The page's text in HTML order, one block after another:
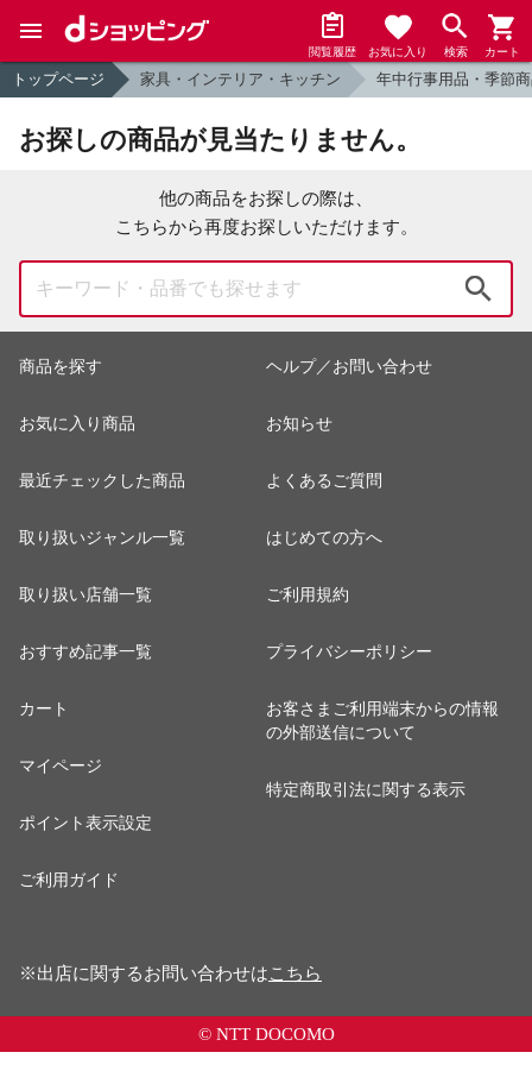
閲覧履歴 お気に入り 検索 カート
トップページ 家具・インテリア・キッチン 年中行事用品・季節
お探しの商品が見当たりません。
他の商品をお探しの際は、
こちらから再度お探しいただけます。
商品を探す
お気に入り商品
最近チェックした商品
取り扱いジャンル一覧
取り扱い店舗一覧
おすすめ記事一覧
カート
マイページ
ポイント表示設定
ご利用ガイド
ヘルプ／お問い合わせ
お知らせ
よくあるご質問
はじめての方へ
ご利用規約
プライバシーポリシー
お客さまご利用端末からの情報
の外部送信について
特定商取引法に関する表示
※出店に関するお問い合わせはこちら
© NTT DOCOMO